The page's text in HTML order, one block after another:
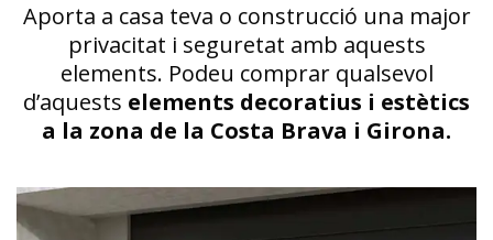
Aporta a casa teva o construcció una major
privacitat i seguretat amb aquests
elements. Podeu comprar qualsevol
d’aquests elements decoratius i estètics
a la zona de la Costa Brava i Girona.